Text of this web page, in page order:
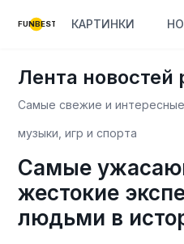
FUNBEST КАРТИНКИ
Лента новостей
Самые свежие и интересные
музыки, игр и спорта
Самые
жестокие
людьми в